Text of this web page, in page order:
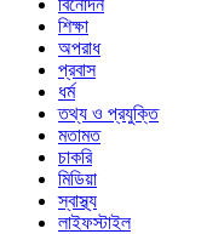
বিনোদন
শিক্ষা
অপরাধ
প্রবাস
ধর্ম
তথ্য ও প্রযুক্তি
মতামত
চাকরি
মিডিয়া
স্বাস্থ্য
লাইফস্টাইল